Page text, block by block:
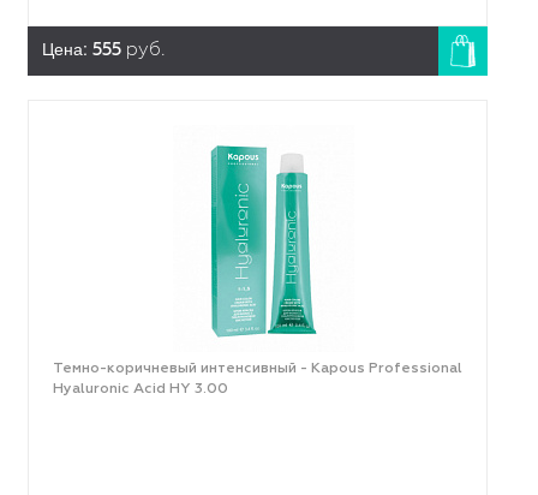
Цена: 555 руб.
Темно-коричневый интенсивный - Kapous Professional
Hyaluronic Acid HY 3.00